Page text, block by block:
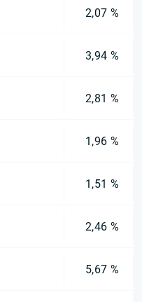
2,07 %
3,94 %
2,81 %
1,96 %
1,51 %
2,46 %
5,67 %